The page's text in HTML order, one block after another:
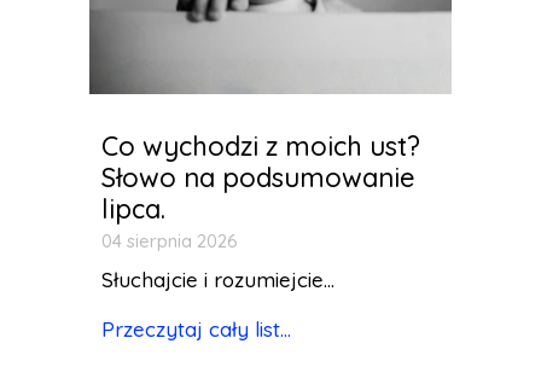
Co wychodzi z moich ust?
Słowo na podsumowanie
lipca.
04 sierpnia 2026
Słuchajcie i rozumiejcie...
Przeczytaj cały list...